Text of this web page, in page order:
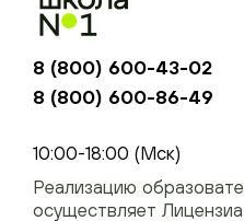
8 (800) 600-43-02
8 (800) 600-86-49
10:00-18:00 (Мск)
Реализацию
осуществляет